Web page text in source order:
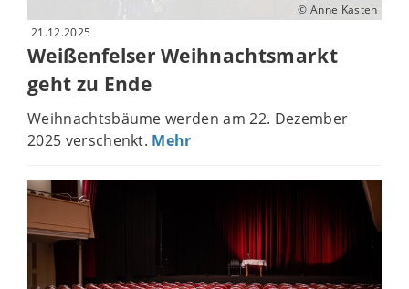
© Anne Kasten
21.12.2025
Weißenfelser Weihnachtsmarkt
geht zu Ende
Weihnachtsbäume werden am 22. Dezember
2025 verschenkt. Mehr